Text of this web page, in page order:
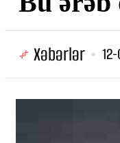
Xəbərlər